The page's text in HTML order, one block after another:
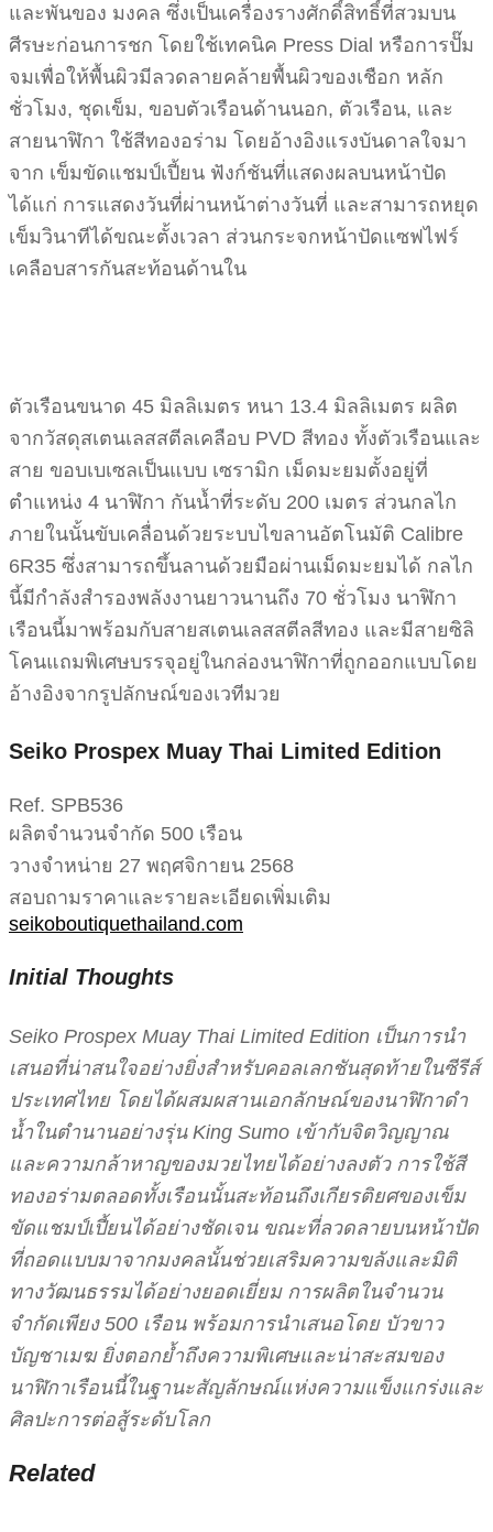
และพันของ มงคล ซึ่งเป็นเครื่องรางศักดิ์สิทธิ์ที่สวมบน
ศีรษะก่อนการชก โดยใช้เทคนิค Press Dial หรือการปั๊ม
จมเพื่อให้พื้นผิวมีลวดลายคล้ายพื้นผิวของเชือก หลัก
ชั่วโมง, ชุดเข็ม, ขอบตัวเรือนด้านนอก, ตัวเรือน, และ
สายนาฬิกา ใช้สีทองอร่าม โดยอ้างอิงแรงบันดาลใจมา
จาก เข็มขัดแชมป์เปี้ยน ฟังก์ชันที่แสดงผลบนหน้าปัด
ได้แก่ การแสดงวันที่ผ่านหน้าต่างวันที่ และสามารถหยุด
เข็มวินาทีได้ขณะตั้งเวลา ส่วนกระจกหน้าปัดแซฟไฟร์
เคลือบสารกันสะท้อนด้านใน
ตัวเรือนขนาด 45 มิลลิเมตร หนา 13.4 มิลลิเมตร ผลิต
จากวัสดุสเตนเลสสตีลเคลือบ PVD สีทอง ทั้งตัวเรือนและ
สาย ขอบเบเซลเป็นแบบ เซรามิก เม็ดมะยมตั้งอยู่ที่
ตำแหน่ง 4 นาฬิกา กันน้ำที่ระดับ 200 เมตร ส่วนกลไก
ภายในนั้นขับเคลื่อนด้วยระบบไขลานอัตโนมัติ Calibre
6R35 ซึ่งสามารถขึ้นลานด้วยมือผ่านเม็ดมะยมได้ กลไก
นี้มีกำลังสำรองพลังงานยาวนานถึง 70 ชั่วโมง นาฬิกา
เรือนนี้มาพร้อมกับสายสเตนเลสสตีลสีทอง และมีสายซิลิ
โคนแถมพิเศษบรรจุอยู่ในกล่องนาฬิกาที่ถูกออกแบบโดย
อ้างอิงจากรูปลักษณ์ของเวทีมวย
Seiko Prospex Muay Thai Limited Edition
Ref. SPB536
ผลิตจำนวนจำกัด 500 เรือน
วางจำหน่าย 27 พฤศจิกายน 2568
สอบถามราคาและรายละเอียดเพิ่มเติม
seikoboutiquethailand.com
Initial Thoughts
Seiko Prospex Muay Thai Limited Edition เป็นการนำ
เสนอที่น่าสนใจอย่างยิ่งสำหรับคอลเลกชันสุดท้ายในซีรีส์
ประเทศไทย โดยได้ผสมผสานเอกลักษณ์ของนาฬิกาดำ
น้ำในตำนานอย่างรุ่น King Sumo เข้ากับจิตวิญญาณ
และความกล้าหาญของมวยไทยได้อย่างลงตัว การใช้สี
ทองอร่ามตลอดทั้งเรือนนั้นสะท้อนถึงเกียรติยศของเข็ม
ขัดแชมป์เปี้ยนได้อย่างชัดเจน ขณะที่ลวดลายบนหน้าปัด
ที่ถอดแบบมาจากมงคลนั้นช่วยเสริมความขลังและมิติ
ทางวัฒนธรรมได้อย่างยอดเยี่ยม การผลิตในจำนวน
จำกัดเพียง 500 เรือน พร้อมการนำเสนอโดย บัวขาว
บัญชาเมฆ ยิ่งตอกย้ำถึงความพิเศษและน่าสะสมของ
นาฬิกาเรือนนี้ในฐานะสัญลักษณ์แห่งความแข็งแกร่งและ
ศิลปะการต่อสู้ระดับโลก
Related